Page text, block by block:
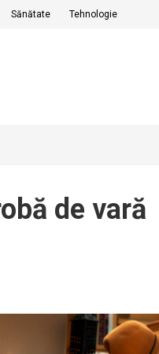
Sănătate Tehnologie
de vară